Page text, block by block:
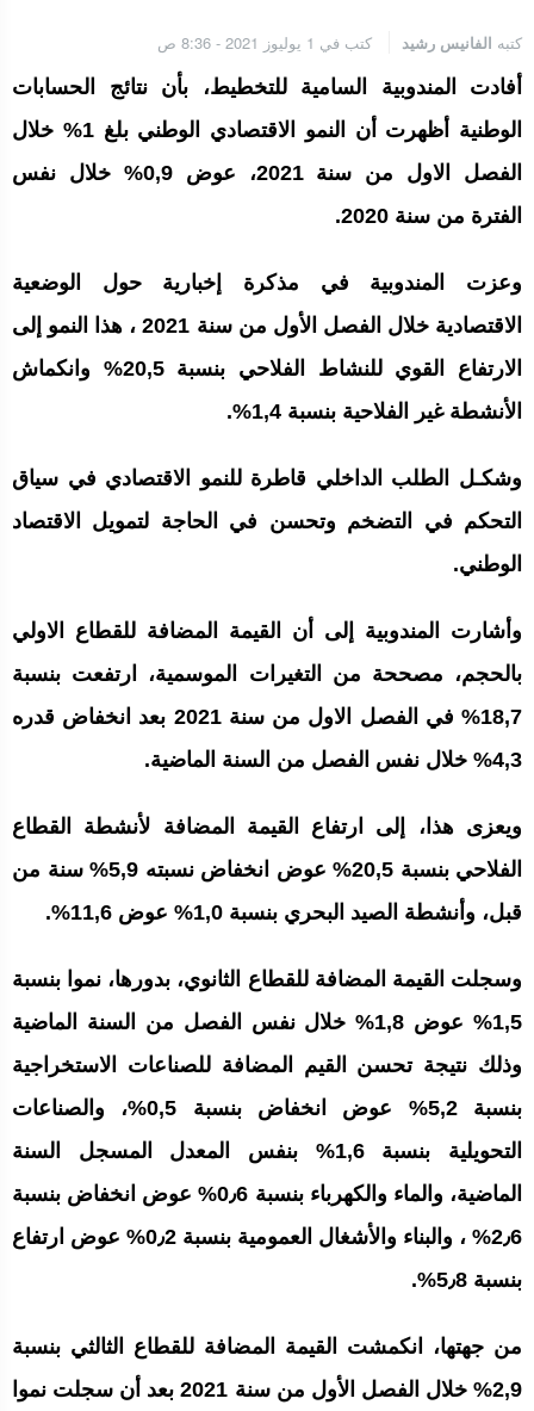
الإيجابي للمجلس الأعلى للحسابات
إنتاج “قلب مصغر” يفتح آفاق علاجات بيولوجية لاضطرابات القلب
الرباط.. إطلاق مشروع إزالة المواد الكيميائية الخطرة من سلسلة إمداد
كتبه الفانيس رشيد كتب في 1 يوليوز 2021 - 8:36 ص
أفادت المندوبية السامية للتخطيط، بأن نتائج الحسابات
الوطنية أظهرت أن النمو الاقتصادي الوطني بلغ 1% خلال
الفصل الاول من سنة 2021، عوض 0,9% خلال نفس
الفترة من سنة 2020.
وعزت المندوبية في مذكرة إخبارية حول الوضعية
الاقتصادية خلال الفصل الأول من سنة 2021 ، هذا النمو إلى
الارتفاع القوي للنشاط الفلاحي بنسبة 20,5% وانكماش
الأنشطة غير الفلاحية بنسبة 1,4%.
وشكـل الطلب الداخلي قاطرة للنمو الاقتصادي في سياق
التحكم في التضخم وتحسن في الحاجة لتمويل الاقتصاد
الوطني.
وأشارت المندوبية إلى أن القيمة المضافة للقطاع الاولي
بالحجم، مصححة من التغيرات الموسمية، ارتفعت بنسبة
18,7% في الفصل الاول من سنة 2021 بعد انخفاض قدره
4,3% خلال نفس الفصل من السنة الماضية.
ويعزى هذا، إلى ارتفاع القيمة المضافة لأنشطة القطاع
الفلاحي بنسبة 20,5% عوض انخفاض نسبته 5,9% سنة من
قبل، وأنشطة الصيد البحري بنسبة 1,0% عوض 11,6%.
وسجلت القيمة المضافة للقطاع الثانوي، بدورها، نموا بنسبة
1,5% عوض 1,8% خلال نفس الفصل من السنة الماضية
وذلك نتيجة تحسن القيم المضافة للصناعات الاستخراجية
بنسبة 5,2% عوض انخفاض بنسبة 0,5%، والصناعات
التحويلية بنسبة 1,6% بنفس المعدل المسجل السنة
الماضية، والماء والكهرباء بنسبة 0٫6% عوض انخفاض بنسبة
2٫6% ، والبناء والأشغال العمومية بنسبة 0٫2% عوض ارتفاع
بنسبة 5٫8%.
من جهتها، انكمشت القيمة المضافة للقطاع الثالثي بنسبة
2,9% خلال الفصل الأول من سنة 2021 بعد أن سجلت نموا